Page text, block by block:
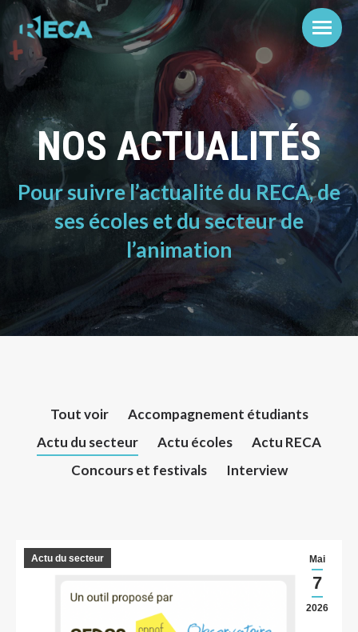
NOS ACTUALITÉS
Pour suivre l’actualité du RECA, de
ses écoles et du secteur de
l’animation
Tout voir
Accompagnement étudiants
Actu du secteur
Actu écoles
Actu RECA
Concours et festivals
Interview
Mai
7
2026
Actu du secteur